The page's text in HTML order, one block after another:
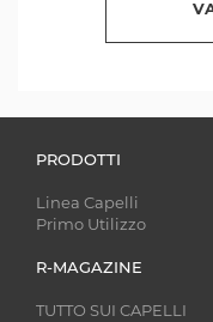
PRODOTTI
Linea Capelli
Primo Utilizzo
R-MAGAZINE
TUTTO SUI CAPELLI